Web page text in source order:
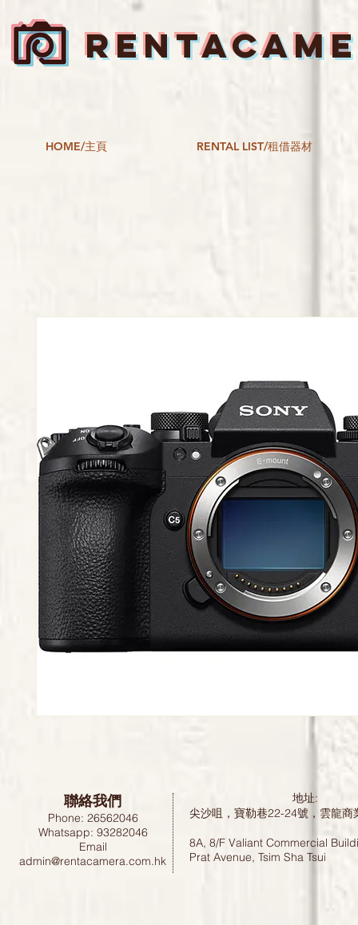
HOME/主頁 RENTAL LIST/租借器材
聯絡我們
Phone: 26562046
Whatsapp: 93282046
Email
admin@rentacamera.com.hk
地址:
尖沙咀，寶勒巷22-24號，雲龍
8A, 8/F Valiant Commercial
Prat Avenue, Tsim Sha Tsui